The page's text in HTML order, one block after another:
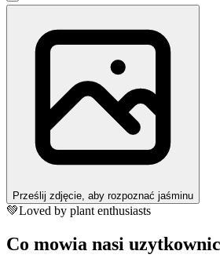
Prześlij zdjęcie, aby rozpoznać jaśminu
💚Loved by plant enthusiasts
Co mowia nasi